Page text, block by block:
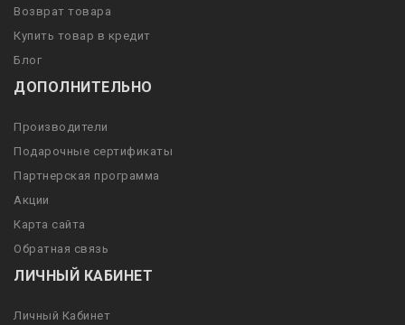
Возврат товара
Купить товар в кредит
Блог
ДОПОЛНИТЕЛЬНО
Производители
Подарочные сертификаты
Партнерская программа
Акции
Карта сайта
Обратная связь
ЛИЧНЫЙ КАБИНЕТ
Личный Кабинет